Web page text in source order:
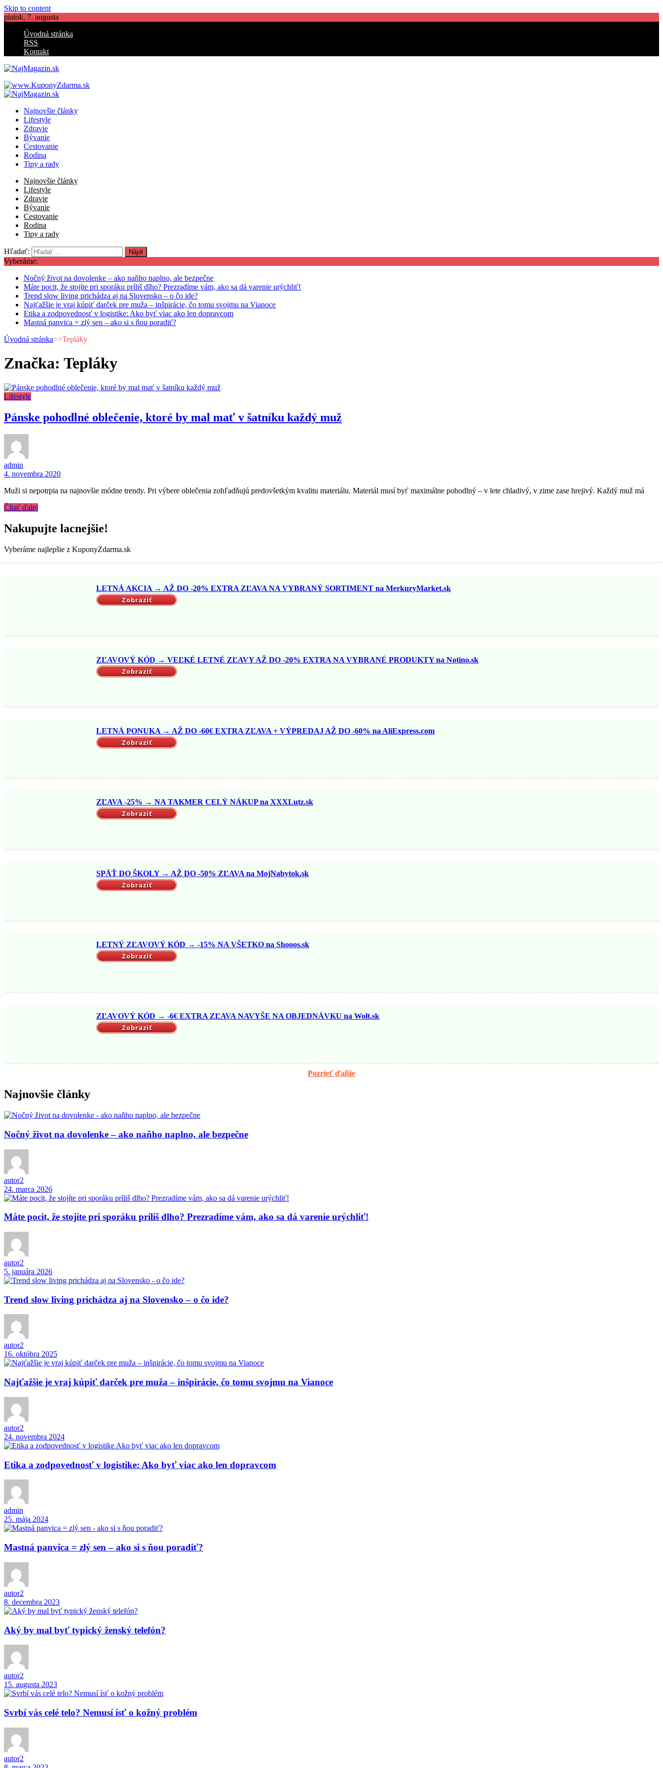
Skip to content
piatok, 7. augusta
Úvodná stránka
RSS
Kontakt
NajMagazin.sk
Lifestyle, zdravie, bývanie
NajMagazin.sk
Lifestyle, zdravie, bývanie
Najnovšie články
Lifestyle
Zdravie
Bývanie
Cestovanie
Rodina
Tipy a rady
Najnovšie články
Lifestyle
Zdravie
Bývanie
Cestovanie
Rodina
Tipy a rady
Hľadať:
Vyberáme:
Nočný život na dovolenke – ako naňho naplno, ale bezpečne
Máte pocit, že stojíte pri sporáku príliš dlho? Prezradíme vám, ako sa dá varenie urýchliť!
Trend slow living prichádza aj na Slovensko – o čo ide?
Najťažšie je vraj kúpiť darček pre muža – inšpirácie, čo tomu svojmu na Vianoce
Etika a zodpovednosť v logistike: Ako byť viac ako len dopravcom
Mastná panvica = zlý sen – ako si s ňou poradiť?
Úvodná stránka>>Tepláky
Značka: Tepláky
Lifestyle
Pánske pohodlné oblečenie, ktoré by mal mať v šatníku každý muž
admin
4. novembra 2020
Muži si nepotrpia na najnovšie módne trendy. Pri výbere oblečenia zohľadňujú predovšetkým kvalitu materiálu. Materiál musí byť maximálne pohodlný – v lete chladivý, v zime zase hrejivý. Každý muž má
Čítať ďalej
Nakupujte lacnejšie!
Vyberáme najlepšie z KuponyZdarma.sk
LETNÁ AKCIA → AŽ DO -20% EXTRA ZĽAVA NA VYBRANÝ SORTIMENT na MerkuryMarket.sk
Zobraziť
ZĽAVOVÝ KÓD → VEĽKÉ LETNÉ ZĽAVY AŽ DO -20% EXTRA NA VYBRANÉ PRODUKTY na Notino.sk
Zobraziť
LETNÁ PONUKA → AŽ DO -60€ EXTRA ZĽAVA + VÝPREDAJ AŽ DO -60% na AliExpress.com
Zobraziť
ZĽAVA -25% → NA TAKMER CELÝ NÁKUP na XXXLutz.sk
Zobraziť
SPÄŤ DO ŠKOLY → AŽ DO -50% ZĽAVA na MojNabytok.sk
Zobraziť
LETNÝ ZĽAVOVÝ KÓD → -15% NA VŠETKO na Shooos.sk
Zobraziť
ZĽAVOVÝ KÓD → -6€ EXTRA ZĽAVA NAVYŠE NA OBJEDNÁVKU na Wolt.sk
Zobraziť
Pozrieť ďalšie
Najnovšie články
Nočný život na dovolenke – ako naňho naplno, ale bezpečne
autor2
24. marca 2026
Máte pocit, že stojíte pri sporáku príliš dlho? Prezradíme vám, ako sa dá varenie urýchliť!
autor2
5. januára 2026
Trend slow living prichádza aj na Slovensko – o čo ide?
autor2
16. októbra 2025
Najťažšie je vraj kúpiť darček pre muža – inšpirácie, čo tomu svojmu na Vianoce
autor2
24. novembra 2024
Etika a zodpovednosť v logistike: Ako byť viac ako len dopravcom
admin
25. mája 2024
Mastná panvica = zlý sen – ako si s ňou poradiť?
autor2
8. decembra 2023
Aký by mal byť typický ženský telefón?
autor2
15. augusta 2023
Svrbí vás celé telo? Nemusí ísť o kožný problém
autor2